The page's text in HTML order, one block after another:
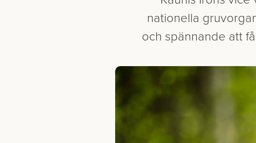
nationella
och spännande att